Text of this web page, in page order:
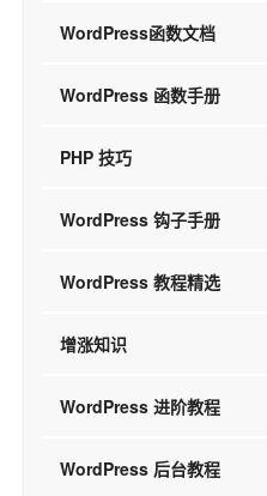
WordPress函数文档
WordPress 函数手册
PHP 技巧
WordPress 钩子手册
WordPress 教程精选
增涨知识
WordPress 进阶教程
WordPress 后台教程